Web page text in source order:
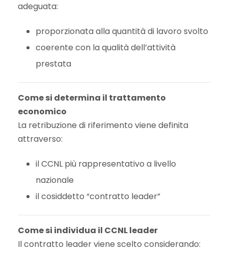
adeguata:
proporzionata alla quantità di lavoro svolto
coerente con la qualità dell’attività
prestata
Come si determina il trattamento
economico
La retribuzione di riferimento viene definita
attraverso:
il CCNL più rappresentativo a livello
nazionale
il cosiddetto “contratto leader”
Come si individua il CCNL leader
Il contratto leader viene scelto considerando: